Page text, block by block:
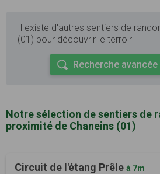
Il existe d'autres sentiers de
(01) pour découvrir le terroir
Recherche
Notre sélection de sentiers de
proximité de Chaneins (01)
Circuit de l'étang Prêle à 7m